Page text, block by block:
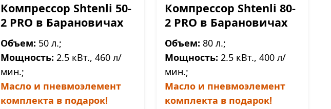
Компрессор Shtenli 50-
2 PRO в Барановичах
Объем: 50 л.;
Мощность: 2.5 кВт., 460 л/
мин.;
Масло и пневмоэлемент
комплекта в подарок!
Компрессор Shtenli 80-
2 PRO в Барановичах
Объем: 80 л.;
Мощность: 2.5 кВт., 400 л/
мин.;
Масло и пневмоэлемент
комплекта в подарок!